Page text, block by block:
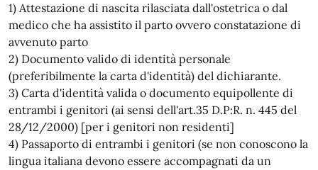
1) Attestazione di nascita rilasciata dall'ostetrica o dal
medico che ha assistito il parto ovvero constatazione di
avvenuto parto
2) Documento valido di identità personale
(preferibilmente la carta d'identità) del dichiarante.
3) Carta d'identità valida o documento equipollente di
entrambi i genitori (ai sensi dell'art.35 D.P:R. n. 445 del
28/12/2000) [per i genitori non residenti]
4) Passaporto di entrambi i genitori (se non conoscono la
lingua italiana devono essere accompagnati da un